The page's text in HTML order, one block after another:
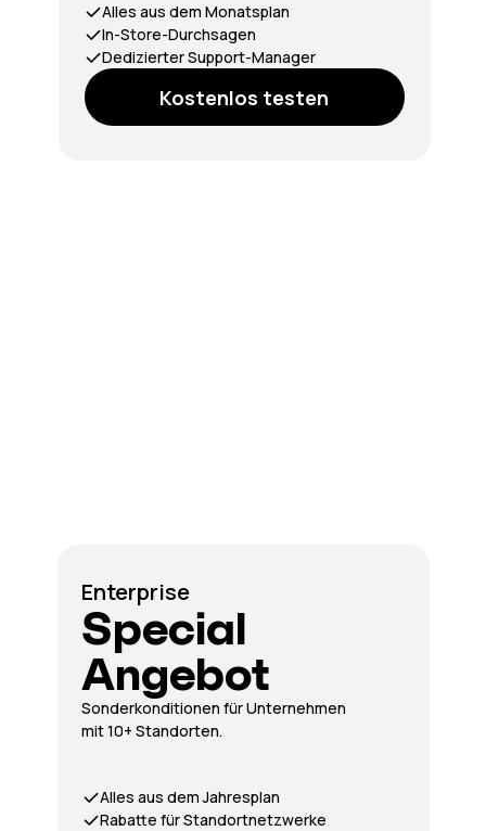
Alles aus dem Monatsplan
In-Store-Durchsagen
Dedizierter Support-Manager
Kostenlos testen
Enterprise
Special
Angebot
Sonderkonditionen für Unternehmen
mit 10+ Standorten.
Alles aus dem Jahresplan
Rabatte für Standortnetzwerke